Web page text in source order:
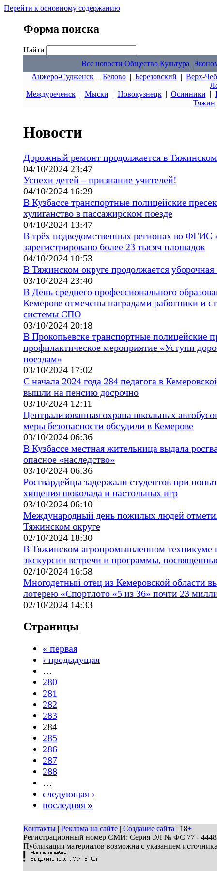
Перейти к основному содержанию
Форма поиска
Найти
Все новости Общество Культура
Анжеро-Судженск | Белово | Березовский | Верх-
Междуреченск| Мыски | Новокузнецк| Осинники |
Тяжин
Новости
Дорожный ремонт продолжается в Тяжинском
04/10/2024 23:47
Успехи детей – признание учителей!
04/10/2024 16:29
В Кузбассе транспортные полицейские
хулиганство в пассажирском поезде
04/10/2024 13:47
В трёх подведомственных регионах во ФГИС
зарегистрировано более 23 тысяч площадок
04/10/2024 10:53
В Тяжинском округе продолжается уборочная
03/10/2024 23:40
В День среднего профессионального
Кемерове отмечены наградами работники и
системы СПО
03/10/2024 20:18
В Прокопьевске транспортные полицейские
профилактическое мероприятие «Уступи
поездам»
03/10/2024 17:02
С начала 2024 года 284 педагога в
вышли на пенсию досрочно
03/10/2024 12:11
Централизованная охрана школьных
меры безопасности обсудили в Кемерове
03/10/2024 06:36
В Кузбассе местная жительница выдала
опасное «наследство»
03/10/2024 06:36
Росгвардейцы задержали студентов при
хищения шоколада и настольных игр
03/10/2024 06:10
Международный день пожилых людей
Тяжинском округе
02/10/2024 18:30
В Тяжинском агропромышленном техникуме
экскурсии встречи и программы,
02/10/2024 16:58
Многодетный отец из Кемеровской области
лотерею «Спортлото «5 из 36» почти 23
02/10/2024 14:33
Страницы
« первая
‹ предыдущая
…
280
281
282
283
284
285
286
287
288
…
следующая ›
последняя »
Контакты | Реклама на сайте | Создание сайта | 18+
Регистрационный номер СМИ: Серия ЭЛ № ФС 77 - 44486
Публикация материалов возможна с указанием